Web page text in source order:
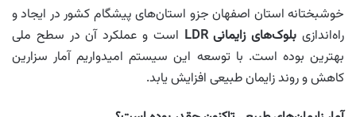
خوشبختانه استان اصفهان جزو استان‌های پیشگام کشور در ایجاد و
راه‌اندازی بلوک‌های زایمانی LDR
است و عملکرد آن در سطح ملی
بهترین بوده است. با توسعه این سیستم امیدواریم آمار سزارین
کاهش و روند زایمان طبیعی افزایش یابد.